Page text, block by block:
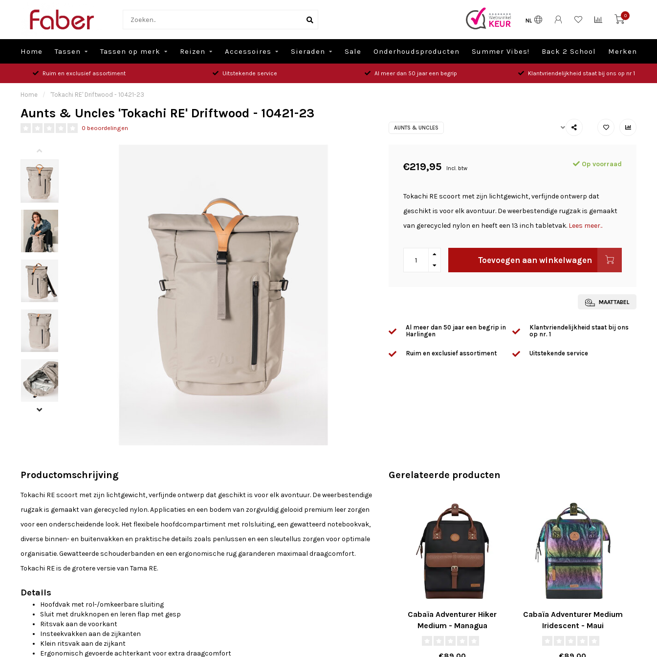
NL
0
Home Tassen Tassen op merk Reizen Accessoires Sieraden Sale Onderhoudsproducten Summer Vibes! Back 2 School Merken
Ruim en exclusief assortiment Uitstekende service Al meer dan 50 jaar een begrip Klantvriendelijkheid staat bij ons op nr 1
Home / 'Tokachi RE' Driftwood - 10421-23
Aunts & Uncles 'Tokachi RE' Driftwood - 10421-23
0 beoordelingen AUNTS & UNCLES
€219,95 Incl. btw
Op voorraad
Tokachi RE scoort met zijn lichtgewicht, verfijnde ontwerp dat
geschikt is voor elk avontuur. De weerbestendige rugzak is gemaakt
van gerecycled nylon en heeft een 13 inch tabletvak. Lees meer..
Toevoegen aan winkelwagen
MAATTABEL
Al meer dan 50 jaar een begrip in
Harlingen
Klantvriendelijkheid staat bij ons
op nr. 1
Ruim en exclusief assortiment Uitstekende service
Productomschrijving
Tokachi RE scoort met zijn lichtgewicht, verfijnde ontwerp dat geschikt is voor elk avontuur. De weerbestendige
rugzak is gemaakt van gerecycled nylon. Applicaties en een bodem van zorgvuldig gelooid premium leer zorgen
voor een onderscheidende look. Het flexibele hoofdcompartiment met rolsluiting, een gewatteerd notebookvak,
diverse binnen- en buitenvakken en praktische details zoals penlussen en een sleutellus zorgen voor optimale
organisatie. Gewatteerde schouderbanden en een ergonomische rug garanderen maximaal draagcomfort.
Tokachi RE is de grotere versie van Tama RE.
Details
Hoofdvak met rol-/omkeerbare sluiting
Sluit met drukknopen en leren flap met gesp
Ritsvak aan de voorkant
Insteekvakken aan de zijkanten
Klein ritsvak aan de zijkant
Ergonomisch gevoerde achterkant voor extra draagcomfort
Gerelateerde producten
Cabaïa Adventurer Hiker
Medium - Managua
Cabaïa Adventurer Medium
Iridescent - Maui